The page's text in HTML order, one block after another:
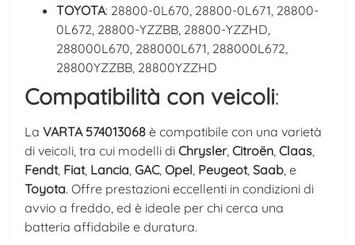
TOYOTA: 28800-0L670, 28800-0L671, 28800-
0L672, 28800-YZZBB, 28800-YZZHD,
288000L670, 288000L671, 288000L672,
28800YZZBB, 28800YZZHD
Compatibilità con veicoli:
La VARTA 574013068 è compatibile con una varietà
di veicoli, tra cui modelli di Chrysler, Citroën Claas
Fendt, Fiat, Lancia GAC, Opel Peugeot, Saab , e
Toyota. Offre prestazioni eccellenti in condizioni di
avvio a freddo, ed è ideale per chi cerca una
batteria affidabile e duratura.